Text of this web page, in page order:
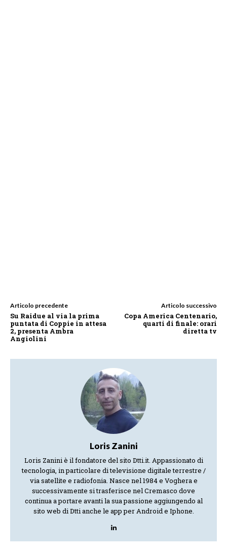
Articolo precedente
Su Raidue al via la prima
puntata di Coppie in attesa
2, presenta Ambra
Angiolini
Articolo successivo
Copa America Centenario,
quarti di finale: orari
diretta tv
Loris Zanini
Loris Zanini è il fondatore del sito Dtti.it. Appassionato di
tecnologia, in particolare di televisione digitale terrestre /
via satellite e radiofonia. Nasce nel 1984 e Voghera e
successivamente si trasferisce nel Cremasco dove
continua a portare avanti la sua passione aggiungendo al
sito web di Dtti anche le app per Android e Iphone.